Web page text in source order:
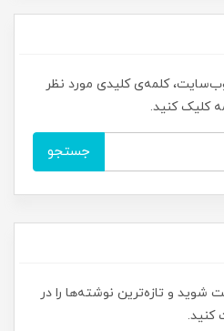
کلمه‌ی کلیدی مورد نظر
کلیک کنید.
جستجو
شوید و تازه‌ترین نوشته‌ها را در
کنید.